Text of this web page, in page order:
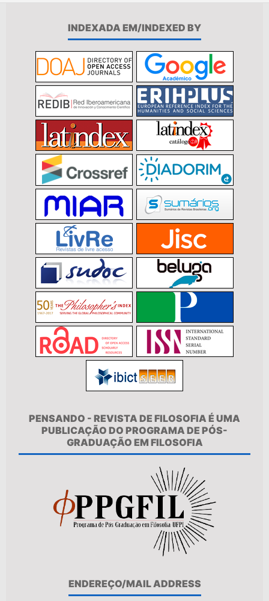
INDEXADA EM/INDEXED BY
PENSANDO - REVISTA DE FILOSOFIA É UMA
PUBLICAÇÃO DO PROGRAMA DE PÓS-
GRADUAÇÃO EM FILOSOFIA
ENDEREÇO/MAIL ADDRESS